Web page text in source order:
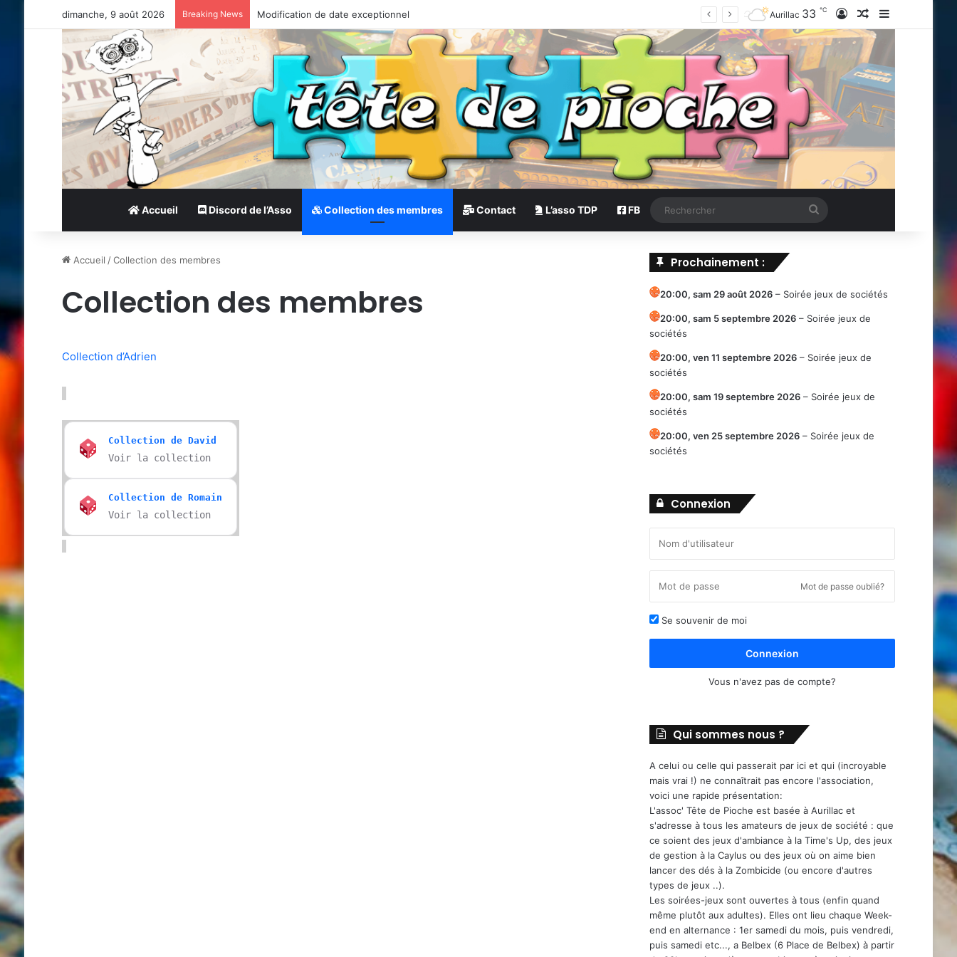
dimanche, 9 août 2026 Breaking News Modification de date exceptionnel Aurillac 33 ℃ Connexion
Article Aléatoire
Sidebar
Accueil Discord de l’Asso Collection des membres Contact L’asso TDP FB Rechercher
Accueil /Collection des membres
Collection des membres
Collection d’Adrien
Collection de David
Voir la collection
Collection de Romain
Voir la collection
Prochainement :
20:00, sam 29 août 2026 – Soirée jeux de sociétés
20:00, sam 5 septembre 2026 – Soirée jeux de
sociétés
20:00, ven 11 septembre 2026 – Soirée jeux de
sociétés
20:00, sam 19 septembre 2026 – Soirée jeux de
sociétés
20:00, ven 25 septembre 2026 – Soirée jeux de
sociétés
Connexion
Mot de passe oublié?
Se souvenir de moi
Connexion
Vous n'avez pas de compte?
Qui sommes nous ?
A celui ou celle qui passerait par ici et qui (incroyable
mais vrai !) ne connaîtrait pas encore l'association,
voici une rapide présentation:
L'assoc' Tête de Pioche est basée à Aurillac et
s'adresse à tous les amateurs de jeux de société : que
ce soient des jeux d'ambiance à la Time's Up, des jeux
de gestion à la Caylus ou des jeux où on aime bien
lancer des dés à la Zombicide (ou encore d'autres
types de jeux ..).
Les soirées-jeux sont ouvertes à tous (enfin quand
même plutôt aux adultes). Elles ont lieu chaque Week-
end en alternance : 1er samedi du mois, puis vendredi,
puis samedi etc..., a Belbex (6 Place de Belbex) à partir